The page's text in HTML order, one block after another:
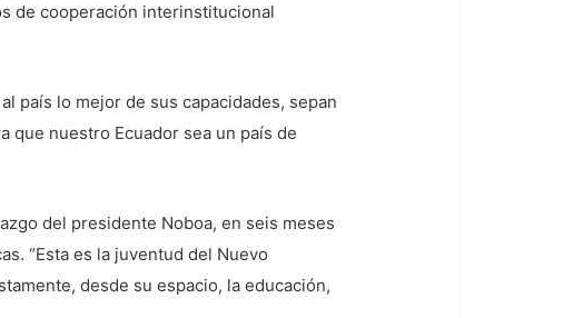
de cooperación interinstitucional
país lo mejor de sus capacidades, sepan
que nuestro Ecuador sea un país de
del presidente Noboa, en seis meses
“Esta es la juventud del Nuevo
desde su espacio, la educación,